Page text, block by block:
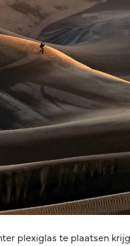
plexiglas te plaatsen